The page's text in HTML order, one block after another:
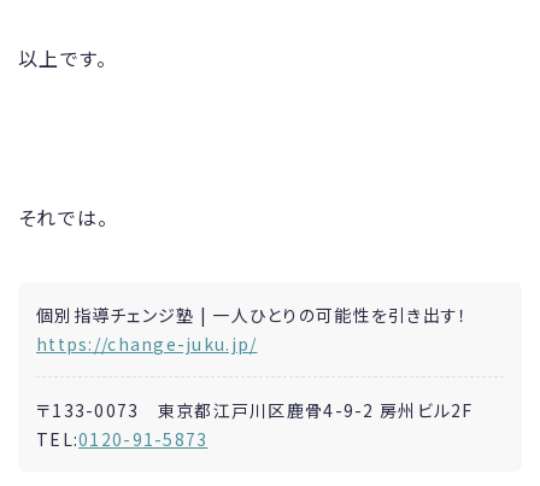
以上です。
それでは。
個別指導チェンジ塾 | 一人ひとりの可能性を引き出す！
https://change-juku.jp/
〒133-0073 東京都江戸川区鹿骨4-9-2 房州ビル2F
TEL:0120-91-5873